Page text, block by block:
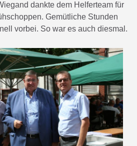
dankte dem Helferteam für
Gemütliche Stunden
vorbei. So war es auch diesmal.